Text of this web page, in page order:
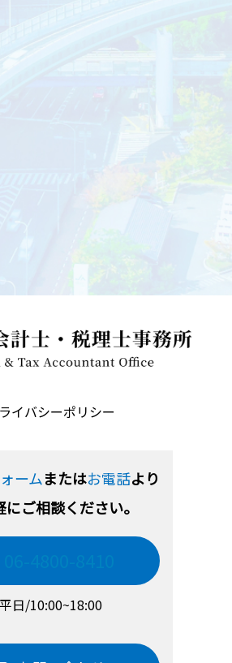
イバシーポリシー
ームまたはお電話より
にご相談ください。
平日/10:00~18:00